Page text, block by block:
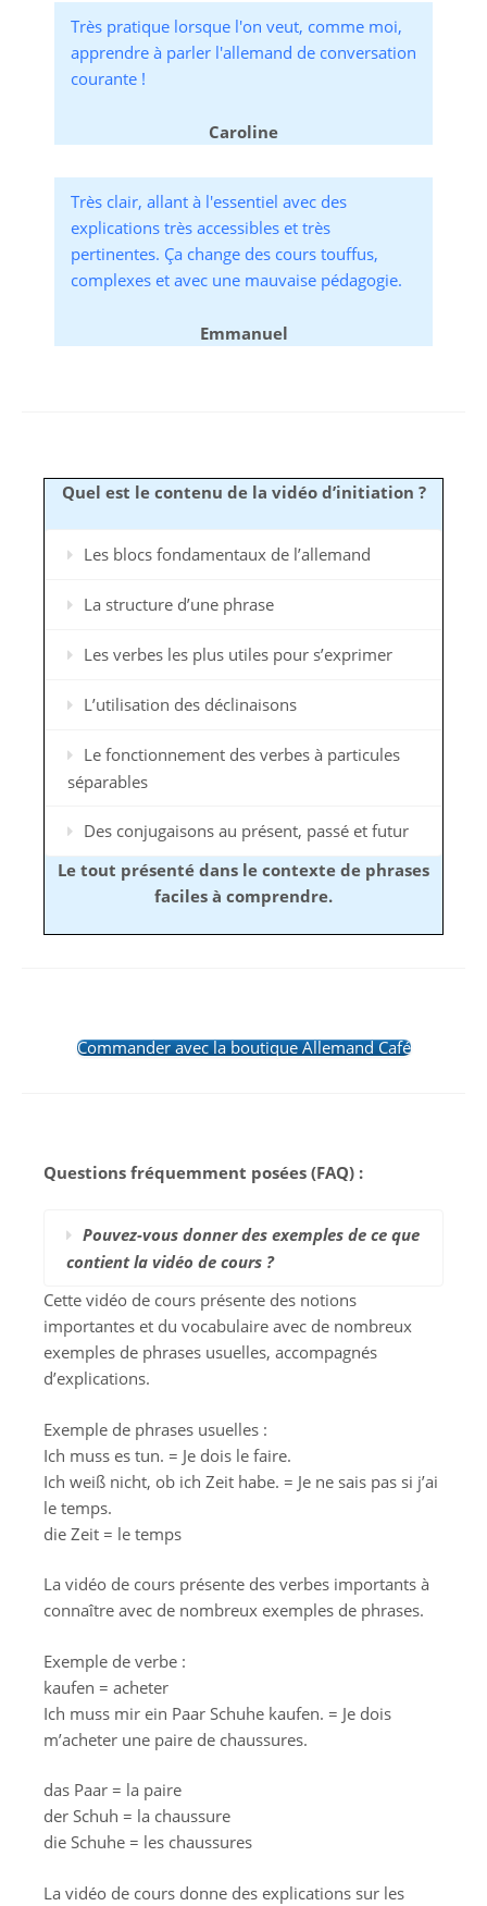
Très pratique lorsque l'on veut, comme moi,
apprendre à parler l'allemand de conversation
courante !
Caroline
Très clair, allant à l'essentiel avec des
explications très accessibles et très
pertinentes. Ça change des cours touffus,
complexes et avec une mauvaise pédagogie.
Emmanuel
Quel est le contenu de la vidéo d’initiation ?
Les blocs fondamentaux de l’allemand
La structure d’une phrase
Les verbes les plus utiles pour s’exprimer
L’utilisation des déclinaisons
Le fonctionnement des verbes à particules
séparables
Des conjugaisons au présent, passé et futur
Le tout présenté dans le contexte de phrases
faciles à comprendre.
Commander avec la boutique Allemand Café
Questions fréquemment posées (FAQ) :
Pouvez-vous donner des exemples de ce que
contient la vidéo de cours ?
Cette vidéo de cours présente des notions
importantes et du vocabulaire avec de nombreux
exemples de phrases usuelles, accompagnés
d’explications.
Exemple de phrases usuelles :
Ich muss es tun. = Je dois le faire.
Ich weiß nicht, ob ich Zeit habe. = Je ne sais pas si j’ai
le temps.
die Zeit = le temps
La vidéo de cours présente des verbes importants à
connaître avec de nombreux exemples de phrases.
Exemple de verbe :
kaufen = acheter
Ich muss mir ein Paar Schuhe kaufen. = Je dois
m’acheter une paire de chaussures.
das Paar = la paire
der Schuh = la chaussure
die Schuhe = les chaussures
La vidéo de cours donne des explications sur les